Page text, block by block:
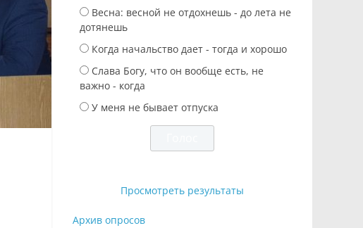
Весна: весной не отдохнешь - до лета не
дотянешь
Когда начальство дает - тогда и хорошо
Слава Богу, что он вообще есть, не
важно - когда
У меня не бывает отпуска
Просмотреть результаты
Архив опросов